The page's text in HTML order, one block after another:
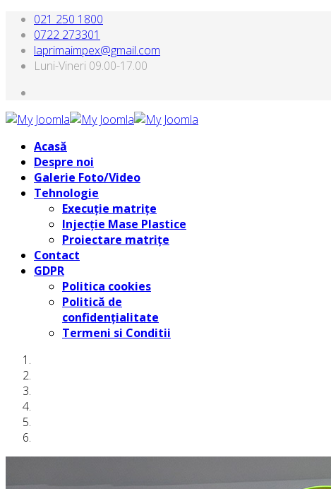
021 250 1800
0722 273301
laprimaimpex@gmail.com
Luni-Vineri 09.00-17.00
Acasă
Despre noi
Galerie Foto/Video
Tehnologie
Execuție matrițe
Injecție Mase Plastice
Proiectare matrițe
Contact
GDPR
Politica cookies
Politică de
confidențialitate
Termeni si Conditii